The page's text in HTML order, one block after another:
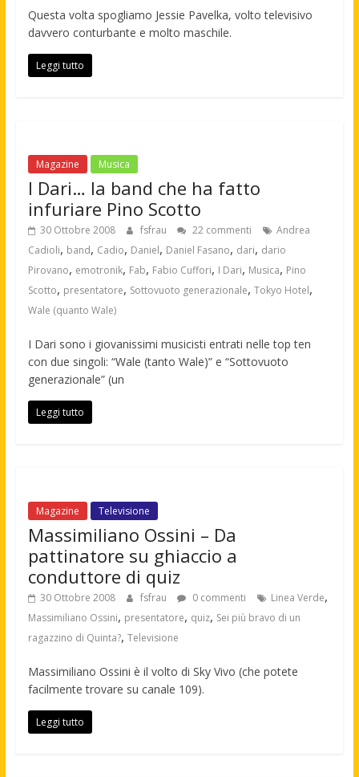
Questa volta spogliamo Jessie Pavelka, volto televisivo
davvero conturbante e molto maschile.
Leggi tutto
Magazine Musica
I Dari… la band che ha fatto
infuriare Pino Scotto
30 Ottobre 2008 fsfrau 22 commenti
Andrea
Cadioli, band, Cadio, Daniel, Daniel Fasano, dari, dario
Pirovano, emotronik, Fab, Fabio Cuffori, I Dari, Musica, Pino
Scotto, presentatore, Sottovuoto generazionale, Tokyo Hotel,
Wale (quanto Wale)
I Dari sono i giovanissimi musicisti entrati nelle top ten
con due singoli: “Wale (tanto Wale)” e “Sottovuoto
generazionale” (un
Leggi tutto
Magazine Televisione
Massimiliano Ossini – Da
pattinatore su ghiaccio a
conduttore di quiz
30 Ottobre 2008 fsfrau 0 commenti Linea Verde,
Massimiliano Ossini, presentatore, quiz, Sei più bravo di un
ragazzino di Quinta?, Televisione
Massimiliano Ossini è il volto di Sky Vivo (che potete
facilmente trovare su canale 109).
Leggi tutto